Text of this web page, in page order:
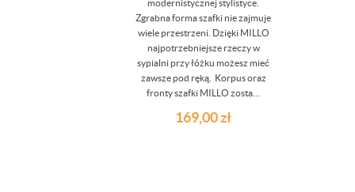
modernistycznej stylistyce.
Zgrabna forma szafki nie zajmuje
wiele przestrzeni. Dzięki MILLO
najpotrzebniejsze rzeczy w
sypialni przy łóżku możesz mieć
zawsze pod ręką. Korpus oraz
fronty szafki MILLO zosta...
169,00zł